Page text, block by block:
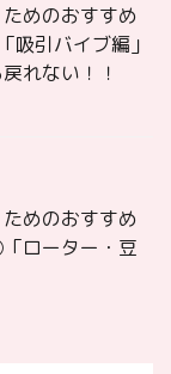
めのおすすめ
吸引バイブ編」
れない！！
めのおすすめ
ローター・豆